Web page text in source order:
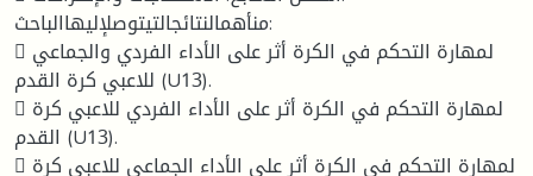
منأهمالنتائجالتيتوصلإليهاالباحث:
 لمهارة التحكم في الكرة أثر على الأداء الفردي والجماعي
للاعبي كرة القدم (U13).
 لمهارة التحكم في الكرة أثر على الأداء الفردي للاعبي كرة
القدم (U13).
 لمهارة التحكم في الكرة أثر على الأداء الجماعي للاعبي كرة